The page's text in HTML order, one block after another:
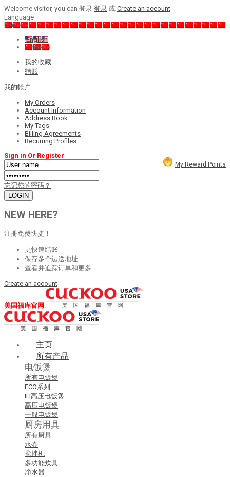
Welcome visitor, you can 登录 登录 或 Create an account
Language
Chinese
English
Chinese
我的收藏
结账
我的帐户
My Orders
Account Information
Address Book
My Tags
Billing Agreements
Recurring Profiles
My Reward Points
Sign in Or Register
忘记您的密码？
NEW HERE?
注册免费快捷！
更快速结账
保存多个运送地址
查看并追踪订单和更多
Create an account
美国福库官网
主页
所有产品
电饭煲
所有电饭煲
ECO系列
IH高压电饭煲
高压电饭煲
一般电饭煲
厨房用具
所有厨具
水壶
搅拌机
多功能炊具
净水器